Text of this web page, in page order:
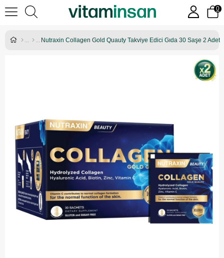
0
Nutraxin Collagen Gold Quauty Takviye Edici Gıda 30 Saşe 2 Adet